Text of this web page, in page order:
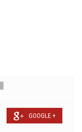
GOOGLE +